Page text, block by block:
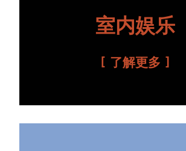
室内娱乐
了解更多